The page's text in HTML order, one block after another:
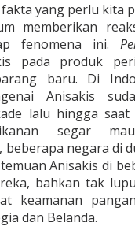
yang perlu kita
memberikan
fenomena ini.
pada produk
baru. Di
Anisakis
lalu hingga
segar
beberapa negara di
Anisakis di
bahkan tak
keamanan
dan Belanda.